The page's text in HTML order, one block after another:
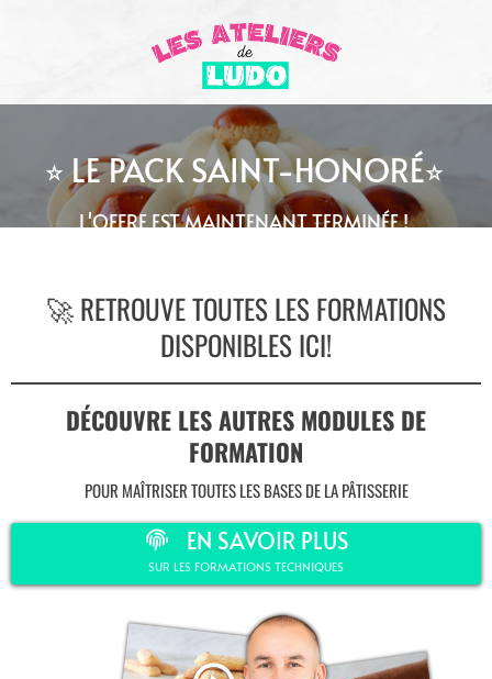
⭐︎ LE PACK SAINT-HONORÉ⭐︎
L'OFFRE EST MAINTENANT TERMINÉE !
🚀 RETROUVE TOUTES LES FORMATIONS
DISPONIBLES ICI!
DÉCOUVRE LES AUTRES MODULES DE
FORMATION
POUR MAÎTRISER TOUTES LES BASES DE LA PÂTISSERIE
EN SAVOIR PLUS
SUR LES FORMATIONS TECHNIQUES